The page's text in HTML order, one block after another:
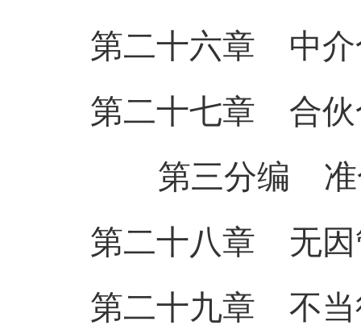
第二十六章 中介
第二十七章 合伙
第三分编 准
第二十八章 无因
第二十九章 不当